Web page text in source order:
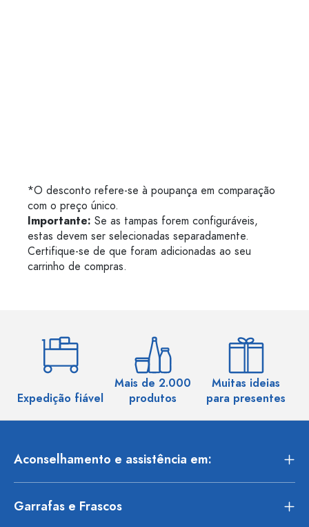
*O desconto refere-se à poupança em comparação
com o preço único.
Importante: Se as tampas forem configuráveis,
estas devem ser selecionadas separadamente.
Certifique-se de que foram adicionadas ao seu
carrinho de compras.
Expedição fiável
Mais de 2.000
produtos
Muitas ideias
para presentes
Aconselhamento e assistência em:
Garrafas e Frascos